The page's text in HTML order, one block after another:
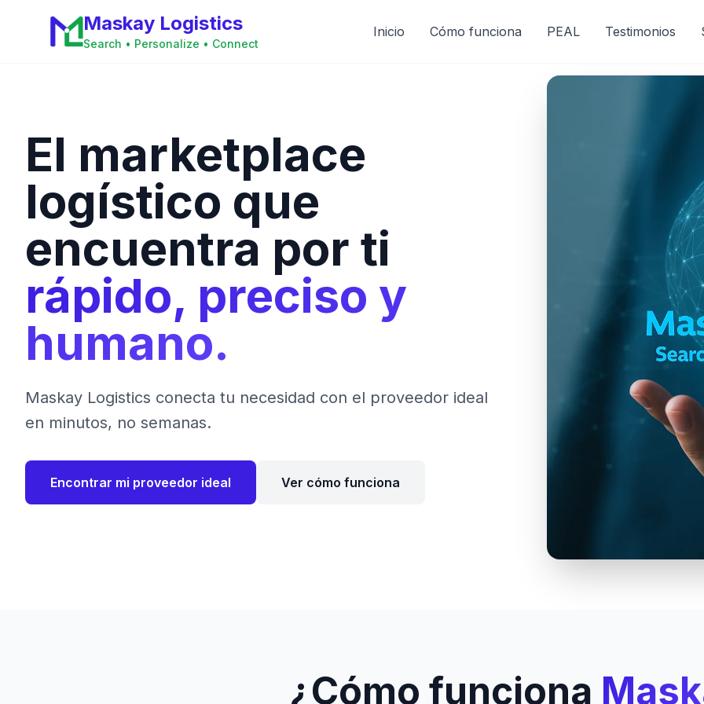
Maskay Logistics
Search • Personalize • Connect
Inicio Cómo funciona PEAL Testimonios
El marketplace
logístico que
encuentra por ti
rápido, preciso y
humano.
Maskay Logistics conecta tu necesidad con el proveedor ideal
en minutos, no semanas.
Encontrar mi proveedor ideal Ver cómo funciona
¿Cómo funciona